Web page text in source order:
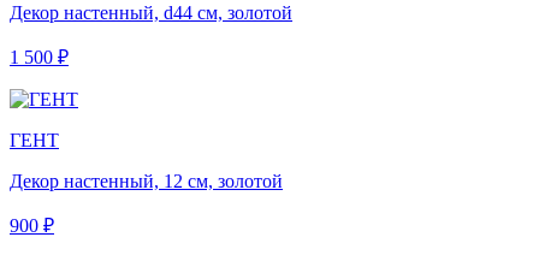
Декор настенный, d44 см, золотой
1 500 ₽
ГЕНТ
Декор настенный, 12 см, золотой
900 ₽